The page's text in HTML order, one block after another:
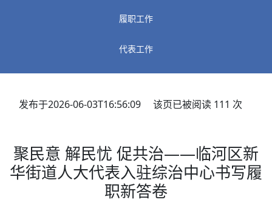
履职工作
代表工作
发布于2026-06-03T16:56:09 该页已被阅读 111 次
聚民意 解民忧 促共治——临河区新
华街道人大代表入驻综治中心书写履
职新答卷